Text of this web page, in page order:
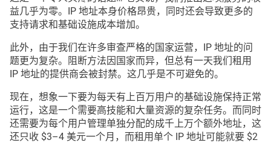
益几乎为零。IP 地址本身价格昂贵，同时还会导致更多的
支持请求和基础设施成本增加。
此外，由于我们在许多审查严格的国家运营，IP 地址的问
题更为复杂。阻断方法因国家而异，但总有一天我们租用
IP 地址的提供商会被封禁。这几乎是不可避免的。
现在，想象一下要为每天有上百万用户的基础设施保持正常
运行，这是一个需要高技能和大量资源的复杂任务。而同时
还需要为每个用户管理单独分配的成千上万个额外地址，这
还只收 $3–4 美元一个月，而租用单个 IP 地址可能就要 $2